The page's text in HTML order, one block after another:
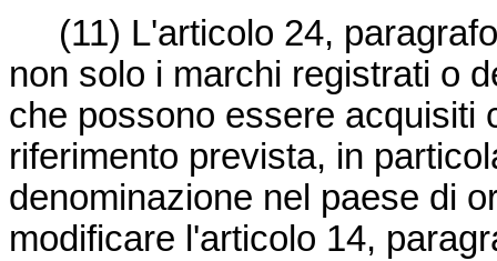
(11) L'articolo 24,
non solo i marchi registrati o
che possono essere acquisiti
riferimento prevista, in
denominazione nel paese di
modificare l'articolo 14,